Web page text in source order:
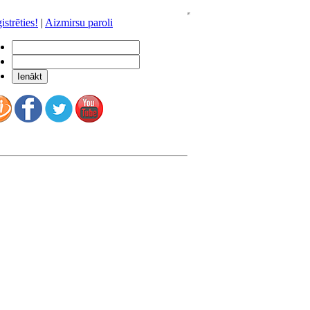
| Aizmirsu paroli